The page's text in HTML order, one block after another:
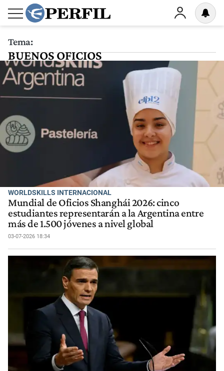
Tema:
BUENOS OFICIOS
WORLDSKILLS INTERNACIONAL
Mundial de Oficios Shanghái 2026: cinco
estudiantes representarán a la Argentina entre
más de 1.500 jóvenes a nivel global
03-07-2026 18:34